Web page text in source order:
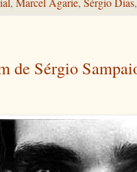
de Sérgio